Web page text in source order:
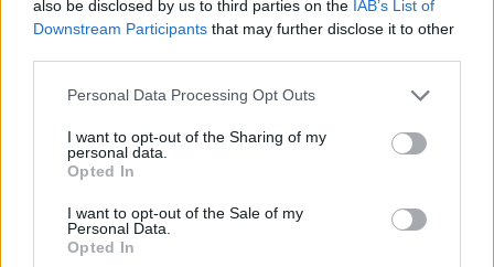
also be disclosed by us to third parties on the IAB’s List of
Downstream Participants that may further disclose it to other
Please note that this website/app uses one or more Google
not limited to your visit or usage behaviour. You may click to
grant or deny consent to Google and its third-party tags to
use your data for below specified purposes in below Google
consent section.
Personal Data Processing Opt Outs
I want to opt-out of the Sharing of my
personal data.
Opted In
I want to opt-out of the Sale of my
Personal Data.
Opted In
Digi Sport 3
09:05 Csizmaszár, Serie A TIM Magazin
10:05 Olasz Bajnokság, Bologna - SPAL (ism.)
16:40 Szélkakas, Ligue 1 Magazin (ism.)
19:55 Ligue 1, Nantes - Montpellier (ÉLŐ)